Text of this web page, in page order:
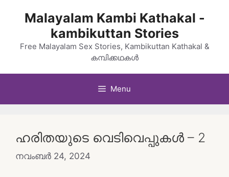
Malayalam Kambi Kathakal -
kambikuttan Stories
Free Malayalam Sex Stories, Kambikuttan Kathakal &
കമ്പിക്കഥകൾ
Menu
ഹരിതയുടെ വെടിവെപ്പുകൾ – 2
നവംബർ 24, 2024